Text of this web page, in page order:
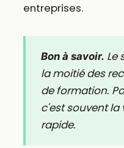
entreprises.
Bon à savoir. Le
la moitié des
de formation.
c'est souvent la
rapide.